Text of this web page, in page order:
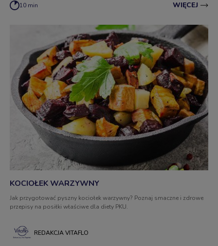
10 min WIĘCEJ
KOCIOŁEK WARZYWNY
Jak przygotować pyszny kociołek warzywny? Poznaj smaczne i zdrowe
przepisy na posiłki właściwe dla diety PKU.
REDAKCJA VITAFLO